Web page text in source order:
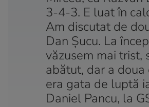
3-4-3. E luat în
Am discutat de
Dan Șucu. La
văzusem mai trist,
abătut, dar a doua
era gata de luptă
Daniel Pancu, la